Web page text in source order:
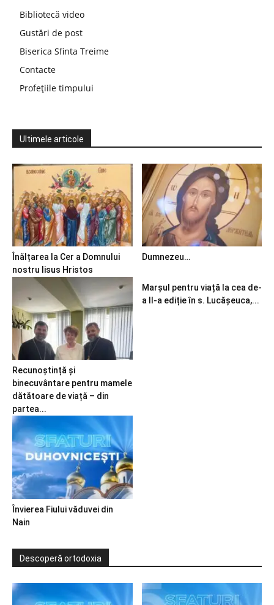
Bibliotecă video
Gustări de post
Biserica Sfinta Treime
Contacte
Profețiile timpului
Ultimele articole
Înălțarea la Cer a Domnului
nostru Iisus Hristos
Dumnezeu…
Recunoștință și
binecuvântare pentru mamele
dătătoare de viață – din
partea...
Marșul pentru viață la cea de-
a II-a ediție în s. Lucășeuca,...
Învierea Fiului văduvei din
Nain
Descoperă ortodoxia